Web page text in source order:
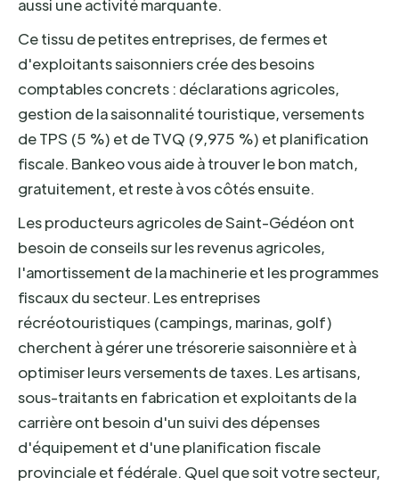
aussi une activité marquante.
Ce tissu de petites entreprises, de fermes et
d'exploitants saisonniers crée des besoins
comptables concrets : déclarations agricoles,
gestion de la saisonnalité touristique, versements
de TPS (5 %) et de TVQ (9,975 %) et planification
fiscale. Bankeo vous aide à trouver le bon match,
gratuitement, et reste à vos côtés ensuite.
Les producteurs agricoles de Saint-Gédéon ont
besoin de conseils sur les revenus agricoles,
l'amortissement de la machinerie et les programmes
fiscaux du secteur. Les entreprises
récréotouristiques (campings, marinas, golf)
cherchent à gérer une trésorerie saisonnière et à
optimiser leurs versements de taxes. Les artisans,
sous-traitants en fabrication et exploitants de la
carrière ont besoin d'un suivi des dépenses
d'équipement et d'une planification fiscale
provinciale et fédérale. Quel que soit votre secteur,